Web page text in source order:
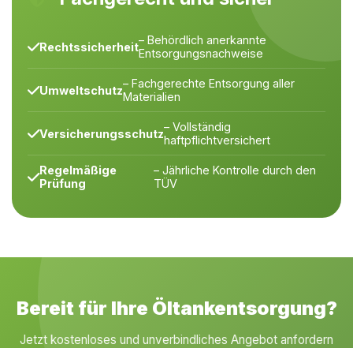
Rechtssicherheit– Behördlich anerkannte
Entsorgungsnachweise
Umweltschutz– Fachgerechte Entsorgung aller
Materialien
Versicherungsschutz– Vollständig
haftpflichtversichert
Regelmäßige
Prüfung
– Jährliche Kontrolle durch den
TÜV
Bereit für Ihre Öltankentsorgung?
Jetzt kostenloses und unverbindliches Angebot anfordern